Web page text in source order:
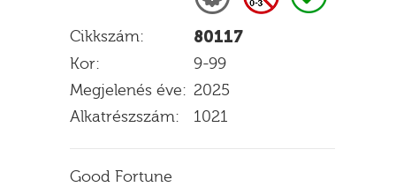
Cikkszám: 80117
Kor:
9-99
Megjelenés éve: 2025
Alkatrészszám:
1021
Good Fortune